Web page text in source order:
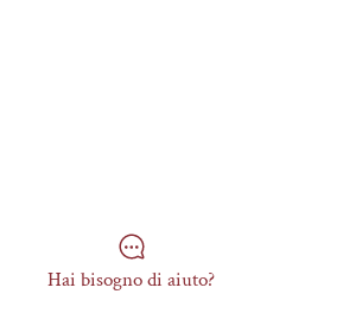
Hai bisogno di aiuto?